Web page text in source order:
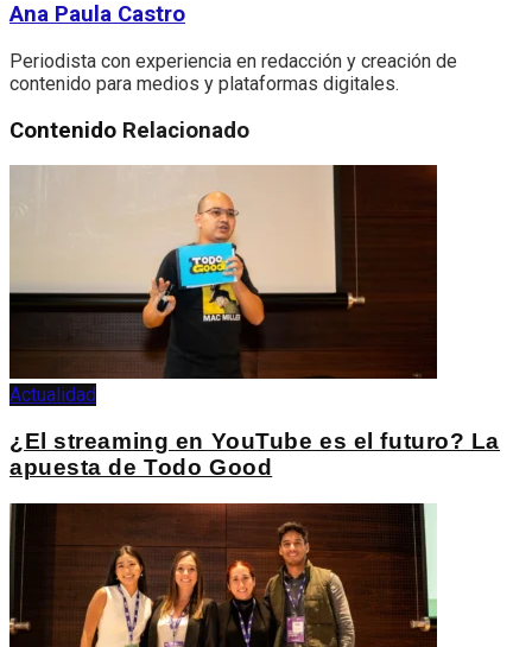
Ana Paula Castro
Periodista con experiencia en redacción y creación de
contenido para medios y plataformas digitales.
Contenido Relacionado
Actualidad
¿El streaming en YouTube es el futuro? La
apuesta de Todo Good